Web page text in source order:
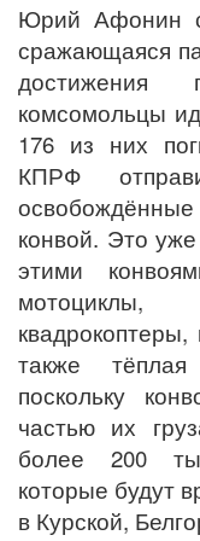
Юрий Афонин
сражающаяся
комсомольцы
176 из них
КПРФ
конвой. Это
этими
также
поскольку
частью их
более 200
которые будут
в Курской,